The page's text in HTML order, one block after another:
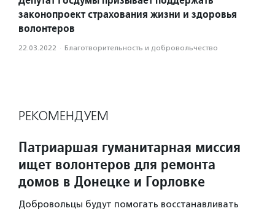
законопроект страхования жизни и здоровья
волонтеров
22.03.2022 · Благотвори­тель­ность и доброволь­чест­во
РЕКОМЕНДУЕМ
Патриаршая гуманитарная миссия
ищет волонтеров для ремонта
домов в Донецке и Горловке
Добровольцы будут помогать восстанавливать